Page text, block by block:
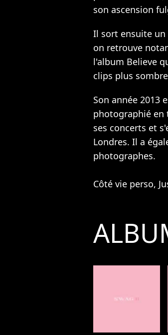
son ascension
Il sort ensuite un
on retrouve
l'album Believe
clips plus
Son année 2013
photographié en
ses concerts et
Londres. Il a
photographes.
Côté vie perso,